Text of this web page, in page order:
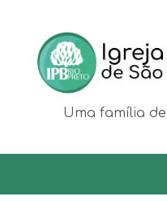
Uma família